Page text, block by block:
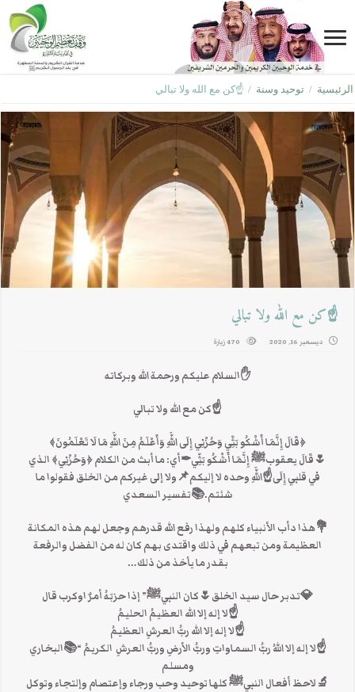
الرئيسية / توحيد وسنة / ☝كن مع الله ولا تبالي
☝كن مع الله ولا تبالي
ديسمبر 16, 2020 470 زيارة
✋السلام عليكم ورحمة الله وبركاته
☝كن مع الله ولا تبالي
﴿قَالَ إِنَّمَا أَشْكُو بَثِّي وَحُزْنِي إِلَى اللَّهِ وَأَعْلَمُ مِنَ اللَّهِ مَا لَا تَعْلَمُونَ﴾
🌷قَالَ يعقوبﷺ إِنَّمَا أَشْكُو بَثِّي✒أي: ما أبث من الكلام ﴿وَحُزْنِي﴾ الذي
في قلبي إِلَى☝اللَّهِ وحده لا إليكم📌ولا إلى غيركم من الخلق فقولوا ما
شئتم.📚تفسير السعدي
💐هذا دأب الأنبياء كلهم ولهذا رفع الله قدرهم وجعل لهم هذه المكانة
العظيمة ومن تبعهم في ذلك واقتدى بهم كان له من الفضل والرفعة
بقدر ما يأخذ من ذلك…
💎تدبر حال سيد الخلق🌷كان النبيﷺ” إذا حزبَهُ أمرٌ اوكرب قال
☝لا إله إلا الله العظيمُ الحليمُ
☝لا إله إلا الله ربُّ العرشِ العظيمُ
☝لا إله إلا اللهُ ربُّ السماواتِ وربُّ الأرضِ وربُّ العرشِ الكريمُ “📚البخاري
ومسلم
🔬ﻻحظ أفعال النبيﷺ كلها توحيد وحب ورجاء وإعتصام وإلتجاء وتوكل